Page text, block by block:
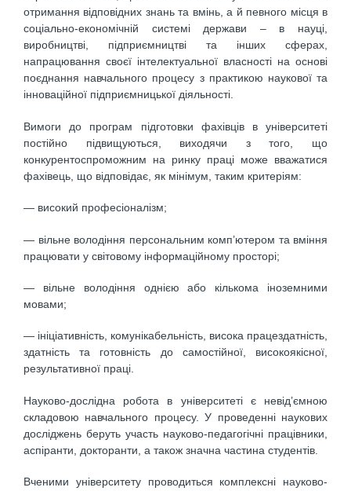
отримання відповідних знань та вмінь, а й певного місця в
соціально-економічній системі держави – в науці,
виробництві, підприємництві та інших сферах,
напрацювання своєї інтелектуальної власності на основі
поєднання навчального процесу з практикою наукової та
інноваційної підприємницької діяльності.
Вимоги до програм підготовки фахівців в університеті
постійно підвищуються, виходячи з того, що
конкурентоспроможним на ринку праці може вважатися
фахівець, що відповідає, як мінімум, таким критеріям:
— високий професіоналізм;
— вільне володіння персональним комп’ютером та вміння
працювати у світовому інформаційному просторі;
— вільне володіння однією або кількома іноземними
мовами;
— ініціативність, комунікабельність, висока працездатність,
здатність та готовність до самостійної, високоякісної,
результативної праці.
Науково-дослідна робота в університеті є невід’ємною
складовою навчального процесу. У проведенні наукових
досліджень беруть участь науково-педагогічні працівники,
аспіранти, докторанти, а також значна частина студентів.
Вченими університету проводиться комплексні науково-